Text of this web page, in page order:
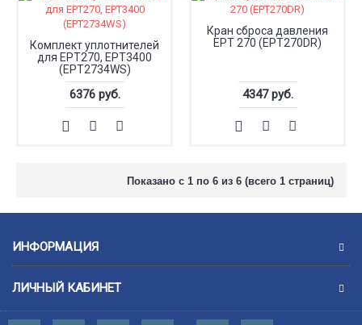
Комплект уплотнителей
для EPT270, EPT3400
(EPT2734WS)
6376 руб.
Кран сброса давления
ЕРТ 270 (EPT270DR)
4347 руб.
Показано с 1 по 6 из 6 (всего 1 страниц)
ИНФОРМАЦИЯ
ЛИЧНЫЙ КАБИНЕТ